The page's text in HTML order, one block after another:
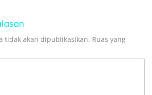
tidak akan dipublikasikan. Ruas yang